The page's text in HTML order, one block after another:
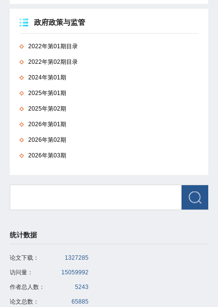
政府政策与监管
2022年第01期目录
2022年第02期目录
2024年第01期
2025年第01期
2025年第02期
2026年第01期
2026年第02期
2026年第03期
统计数据
论文下载： 1327285
访问量： 15059992
作者总人数： 5243
论文总数： 65885